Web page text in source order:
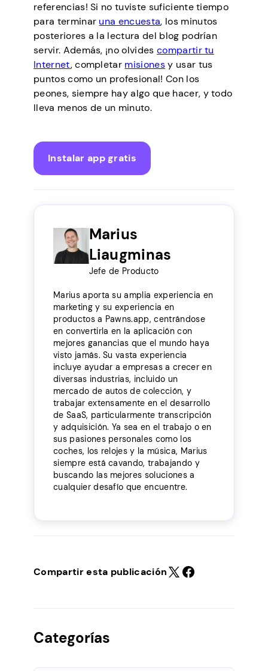
referencias! Si no tuviste suficiente tiempo
para terminar una encuesta, los minutos
posteriores a la lectura del blog podrían
servir. Además, ¡no olvides compartir tu
Internet, completar misionesy usar tus
puntos como un profesional! Con los
peones, siempre hay algo que hacer, y todo
lleva menos de un minuto.
Instalar app gratis
Marius
Liaugminas
Jefe de Producto
Marius aporta su amplia experiencia en
marketing y su experiencia en
productos a Pawns.app, centrándose
en convertirla en la aplicación con
mejores ganancias que el mundo haya
visto jamás. Su vasta experiencia
incluye ayudar a empresas a crecer en
diversas industrias, incluido un
mercado de autos de colección, y
trabajar extensamente en el desarrollo
de SaaS, particularmente transcripción
y adquisición. Ya sea en el trabajo o en
sus pasiones personales como los
coches, los relojes y la música, Marius
siempre está cavando, trabajando y
buscando las mejores soluciones a
cualquier desafío que encuentre.
Compartir esta publicación
Categorías